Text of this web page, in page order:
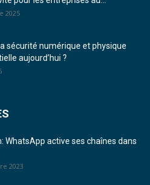
2025
sécurité numérique et physique
aujourd’hui ?
WhatsApp active ses chaînes dans
2023